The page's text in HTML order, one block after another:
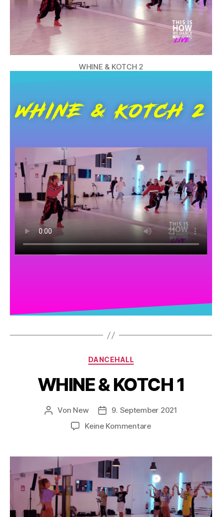
WHINE & KOTCH 2
WHINE & KOTCH 2
DANCEHALL
WHINE & KOTCH 1
Von New
9. September 2021
Keine Kommentare